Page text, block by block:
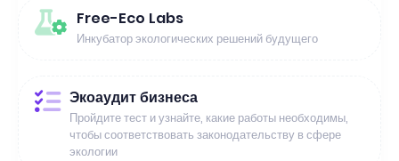
Free-Eco Labs
Инкубатор экологических решений будущего
Экоаудит бизнеса
Пройдите тест и узнайте, какие работы необходимы,
чтобы соответствовать законодательству в сфере
экологии